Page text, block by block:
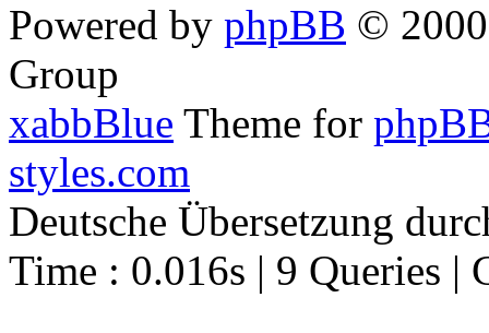
Powered by phpBB ©
Group
xabbBlue Theme for
styles.com
Deutsche Übersetzung
Time : 0.016s | 9 Queries |